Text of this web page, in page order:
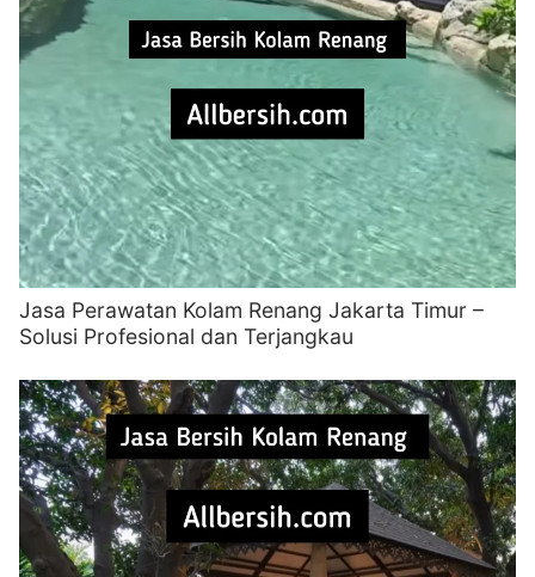
Jasa Perawatan Kolam Renang Jakarta Timur –
Solusi Profesional dan Terjangkau